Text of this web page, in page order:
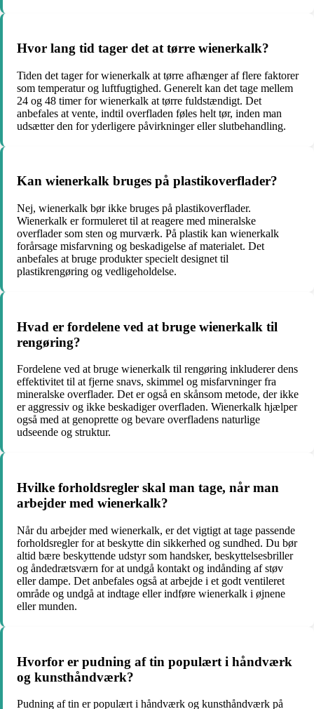
Hvor lang tid tager det at tørre wienerkalk?
Tiden det tager for wienerkalk at tørre afhænger af flere faktorer
som temperatur og luftfugtighed. Generelt kan det tage mellem
24 og 48 timer for wienerkalk at tørre fuldstændigt. Det
anbefales at vente, indtil overfladen føles helt tør, inden man
udsætter den for yderligere påvirkninger eller slutbehandling.
Kan wienerkalk bruges på plastikoverflader?
Nej, wienerkalk bør ikke bruges på plastikoverflader.
Wienerkalk er formuleret til at reagere med mineralske
overflader som sten og murværk. På plastik kan wienerkalk
forårsage misfarvning og beskadigelse af materialet. Det
anbefales at bruge produkter specielt designet til
plastikrengøring og vedligeholdelse.
Hvad er fordelene ved at bruge wienerkalk til
rengøring?
Fordelene ved at bruge wienerkalk til rengøring inkluderer dens
effektivitet til at fjerne snavs, skimmel og misfarvninger fra
mineralske overflader. Det er også en skånsom metode, der ikke
er aggressiv og ikke beskadiger overfladen. Wienerkalk hjælper
også med at genoprette og bevare overfladens naturlige
udseende og struktur.
Hvilke forholdsregler skal man tage, når man
arbejder med wienerkalk?
Når du arbejder med wienerkalk, er det vigtigt at tage passende
forholdsregler for at beskytte din sikkerhed og sundhed. Du bør
altid bære beskyttende udstyr som handsker, beskyttelsesbriller
og åndedrætsværn for at undgå kontakt og indånding af støv
eller dampe. Det anbefales også at arbejde i et godt ventileret
område og undgå at indtage eller indføre wienerkalk i øjnene
eller munden.
Hvorfor er pudning af tin populært i håndværk
og kunsthåndværk?
Pudning af tin er populært i håndværk og kunsthåndværk på